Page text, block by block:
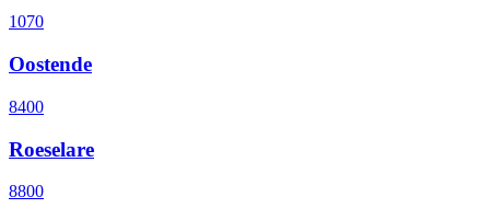
1070
Oostende
8400
Roeselare
8800